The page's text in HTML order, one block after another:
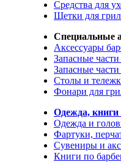
Средства для
Щетки для
Специальные
Аксессуары
Запасные
Запасные
Столы и
Фонари для
Одежда, книги
Одежда и
Фартуки,
Сувениры и
Книги по